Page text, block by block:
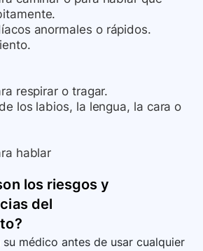
anormales o rápidos.
respirar o tragar.
los labios, la lengua, la cara o
hablar
los riesgos y
del
?
médico antes de usar cualquier